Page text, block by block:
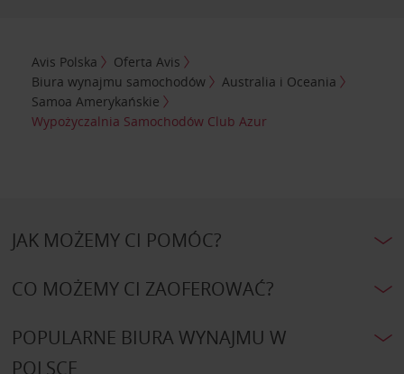
Avis Polska
Oferta Avis
Biura wynajmu samochodów
Australia i Oceania
Samoa Amerykańskie
Wypożyczalnia Samochodów Club Azur
JAK MOŻEMY CI POMÓC?
CO MOŻEMY CI ZAOFEROWAĆ?
POPULARNE BIURA WYNAJMU W
POLSCE